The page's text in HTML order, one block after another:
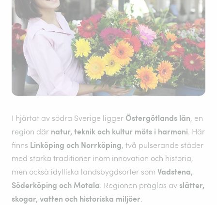
I hjärtat av södra Sverige ligger Östergötlands län, en
region där natur, teknik och kultur möts i harmoni. Här
finns Linköping och Norrköping, två pulserande städer
med starka traditioner inom innovation och historia,
men också idylliska landsbygdsorter som Vadstena,
Söderköping och Motala. Regionen präglas av slätter,
skogar, vatten och historiska miljöer.